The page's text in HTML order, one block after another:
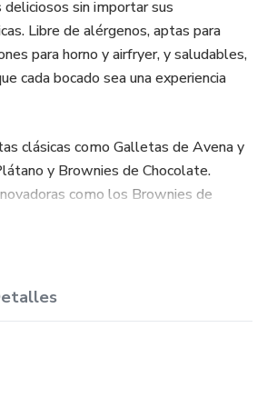
sin importar sus
Libre de alérgenos, aptas para
para horno y airfryer, y saludables,
cada bocado sea una experiencia
clásicas como Galletas de Avena y
y Brownies de Chocolate.
como los Brownies de
de Zanahoria y el Tiramisú
del Yogur Natural Inclusivo.
resultados deliciosos. Este libro